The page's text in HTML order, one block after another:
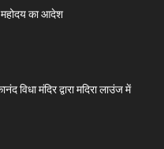
महोदय का आदेश
विधा मंदिर द्वारा मदिरा लाउंज में